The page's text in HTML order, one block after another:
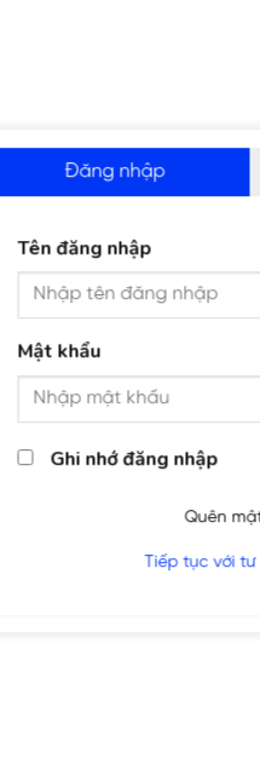
Đăng nhập
Tên đăng nhập
Mật khẩu
Ghi nhớ đăng nhập
Quên
Tiếp tục với